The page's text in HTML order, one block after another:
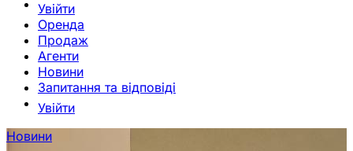
Увійти
Оренда
Продаж
Агенти
Новини
Запитання та відповіді
Увійти
Новини